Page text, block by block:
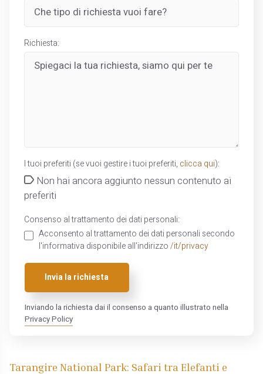
Richiesta:
I tuoi preferiti (se vuoi gestire i tuoi preferiti, clicca qui):
Non hai ancora aggiunto nessun contenuto ai
preferiti
Consenso al trattamento dei dati personali:
Acconsento al trattamento dei dati personali secondo
l'informativa disponibile all'indirizzo /it/privacy
Invia la richiesta
Inviando la richiesta dai il consenso a quanto illustrato nella
Privacy Policy
Tarangire National Park: Safari tra Elefanti e